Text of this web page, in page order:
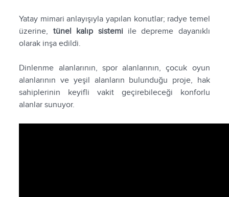
Yatay mimari anlayışıyla yapılan konutlar; radye temel
üzerine, tünel kalıp sistemiile depreme dayanıklı
olarak inşa edildi.
Dinlenme alanlarının, spor alanlarının, çocuk oyun
alanlarının ve yeşil alanların bulunduğu proje, hak
sahiplerinin keyifli vakit geçirebileceği konforlu
alanlar sunuyor.